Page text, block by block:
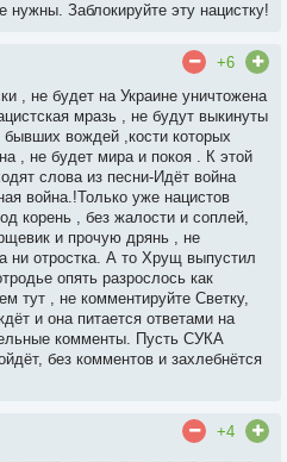
нужны. Заблокируйте эту нацистку!
+6
, не будет на Украине уничтожена
мразь , не будут выкинуты
бывших вождей ,кости которых
, не будет мира и покоя . К этой
слова из песни-Идёт война
война.!Только уже нацистов
корень , без жалости и соплей,
и прочую дрянь , не
ни отростка. А то Хрущ выпустил
опять разрослось как
тут , не комментируйте Светку,
и она питается ответами на
комменты. Пусть СУКА
без комментов и захлебнётся
+4